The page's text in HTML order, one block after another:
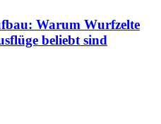
Warum Wurfzelte
beliebt sind